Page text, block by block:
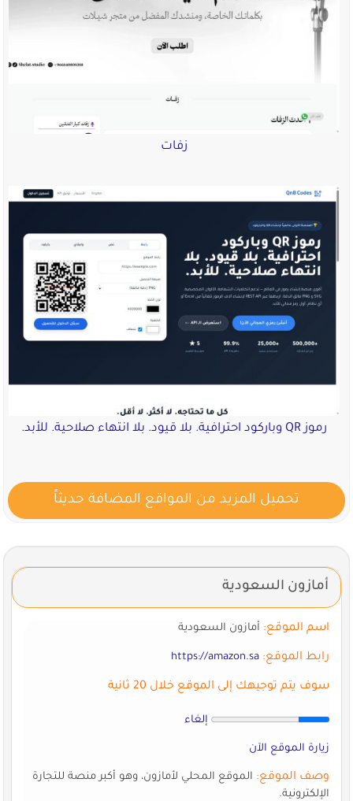
زفات
رموز QR وباركود احترافية. بلا قيود. بلا انتهاء صلاحية. للأبد.
تحميل المزيد من المواقع المضافة حديثاً
أمازون السعودية
اسم الموقع:أمازون السعودية
رابط الموقع: https://amazon.sa
سوف يتم توجيهك إلى الموقع خلال 20 ثانية
إلغاء
زيارة الموقع الآن
وصف الموقع:الموقع المحلي لأمازون، وهو أكبر منصة للتجارة
الإلكترونية.